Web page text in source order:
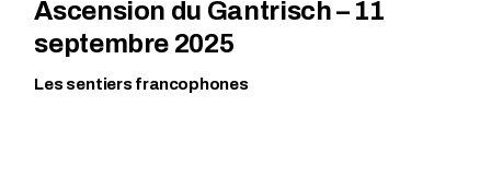
Ascension du Gantrisch – 11
septembre 2025
Les sentiers francophones